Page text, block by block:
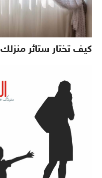
كيف تختار ستائر منزلك